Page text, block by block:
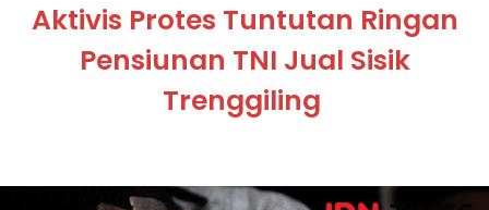
Aktivis Protes Tuntutan Ringan
Pensiunan TNI Jual Sisik
Trenggiling